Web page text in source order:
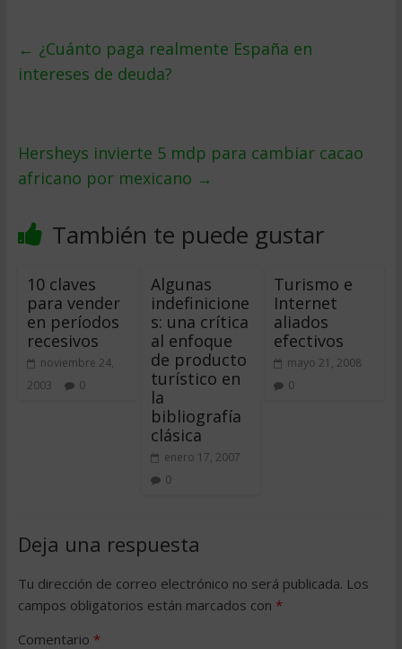
← ¿Cuánto paga realmente España en
intereses de deuda?
Hersheys invierte 5 mdp para cambiar cacao
africano por mexicano →
También te puede gustar
10 claves
para vender
en períodos
recesivos
noviembre 24,
2003
0
Algunas
indefinicione
s: una crítica
al enfoque
de producto
turístico en
la
bibliografía
clásica
enero 17, 2007
0
Turismo e
Internet
aliados
efectivos
mayo 21, 2008
0
Deja una respuesta
Tu dirección de correo electrónico no será publicada. Los
campos obligatorios están marcados con *
Comentario *